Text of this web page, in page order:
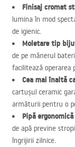
Finisaj cromat
lumina în mod
de igienic.
Moletare tip
de pe mânerul
facilitează operarea
Cea mai înaltă
cartușul ceramic
armăturii pentru o
Pipă ergonomică
de apă previne
îngrijirii zilnice.